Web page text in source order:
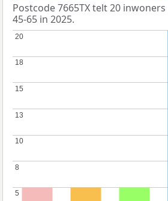
Postcode 7665TX telt 20
45-65 in 2025.
5
5
8
8
10
10
13
13
15
15
18
18
20
20